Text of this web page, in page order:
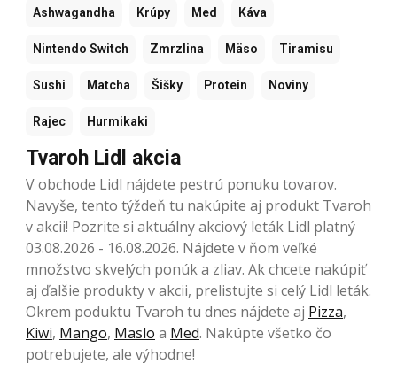
Ashwagandha Krúpy Med Káva
Nintendo Switch Zmrzlina Mäso Tiramisu
Sushi Matcha Šišky Protein Noviny
Rajec Hurmikaki
Tvaroh Lidl akcia
V obchode Lidl nájdete pestrú ponuku tovarov.
Navyše, tento týždeň tu nakúpite aj produkt Tvaroh
v akcii! Pozrite si aktuálny akciový leták Lidl platný
03.08.2026 - 16.08.2026. Nájdete v ňom veľké
množstvo skvelých ponúk a zliav. Ak chcete nakúpiť
aj ďalšie produkty v akcii, prelistujte si celý Lidl leták.
Okrem poduktu Tvaroh tu dnes nájdete aj Pizza,
Kiwi, Mango, Maslo a Med. Nakúpte všetko čo
potrebujete, ale výhodne!